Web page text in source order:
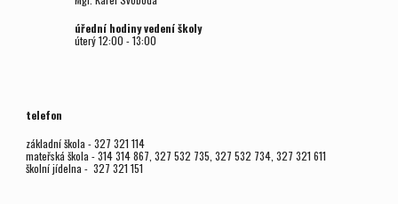
úřední hodiny vedení školy
úterý12:00 - 13:00
telefon
základní škola - 327 321 114
mateřská škola - 314 314 867, 327 532 735, 327 532 734, 327 321 611
školní jídelna - 327 321 151